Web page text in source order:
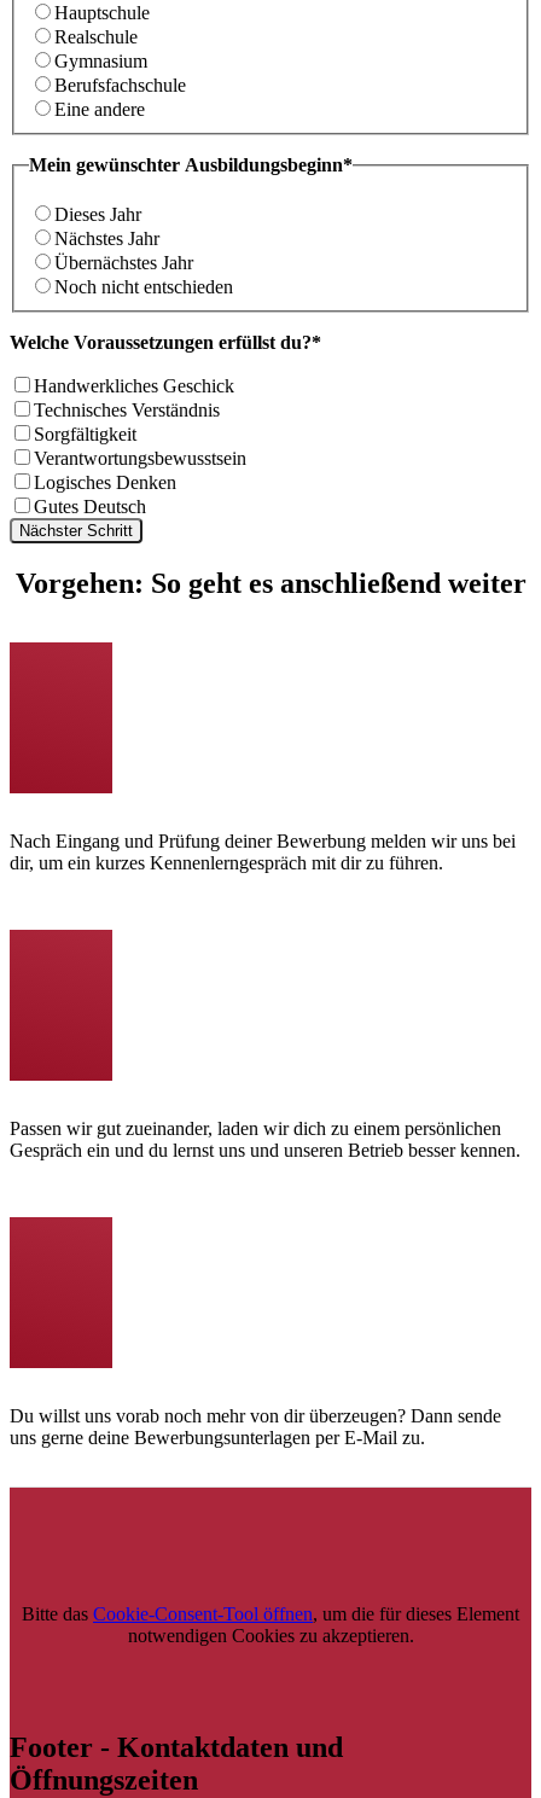
Hauptschule
Realschule
Gymnasium
Berufsfachschule
Eine andere
Mein gewünschter Ausbildungsbeginn*
Dieses Jahr
Nächstes Jahr
Übernächstes Jahr
Noch nicht entschieden
Welche Voraussetzungen erfüllst du?*
Handwerkliches Geschick
Technisches Verständnis
Sorgfältigkeit
Verantwortungsbewusstsein
Logisches Denken
Gutes Deutsch
Nächster Schritt
Vorgehen: So geht es anschließend weiter
Nach Eingang und Prüfung deiner Bewerbung melden wir uns bei
dir, um ein kurzes Kennenlerngespräch mit dir zu führen.
Passen wir gut zueinander, laden wir dich zu einem persönlichen
Gespräch ein und du lernst uns und unseren Betrieb besser kennen.
Du willst uns vorab noch mehr von dir überzeugen? Dann sende
uns gerne deine Bewerbungsunterlagen per E-Mail zu.
Bitte das Cookie-Consent-Tool öffnen, um die für dieses Element
notwendigen Cookies zu akzeptieren.
Footer - Kontaktdaten und
Öffnungszeiten